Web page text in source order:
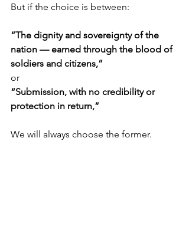
But if the choice is between:
“The dignity and sovereignty of the
nation — earned through the blood of
soldiers and citizens,”
or
“Submission, with no credibility or
protection in return,”
We will always choose the former.